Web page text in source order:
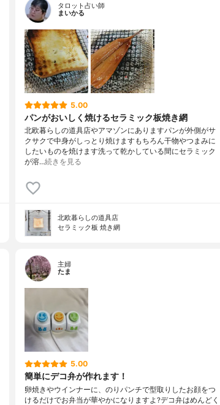
タロット占い師
まいかる
5.00
パンがおいしく焼けるセラミック板焼き網
北欧暮らしの道具店やアマゾンにありますパンが外側がサ
クサクで中身がしっとり焼けますもちろん干物やつまみに
したいものを焼けます洗って乾かしている間にセラミック
が溶…続きを見る
北欧暮らしの道具店
セラミック板 焼き網
主婦
たま
5.00
簡単にデコ弁が作れます！
卵焼きやウインナーに、のりパンチで型取りしたお顔をつ
けるだけでお弁当が華やかになりますよ?デコ弁はめんどく